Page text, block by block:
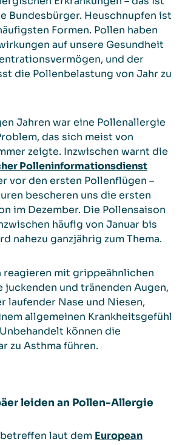
Bundesbürger. Heuschnupfen ist
Formen. Pollen haben
auf unsere Gesundheit
und der
die Pollenbelastung von Jahr zu
Jahren war eine Pollenallergie
das sich meist von
zeigte. Inzwischen warnt die
Polleninformationsdienst
vor den ersten Pollenflügen –
bescheren uns die ersten
im Dezember. Die Pollensaison
häufig von Januar bis
nahezu ganzjährig zum Thema.
reagieren mit grippeähnlichen
juckenden und tränenden Augen,
laufender Nase und Niesen,
allgemeinen Krankheitsgefühl
können die
zu Asthma führen.
leiden an Pollen-Allergie
laut dem European